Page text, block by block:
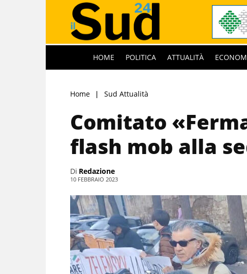
HOME POLITICA ATTUALITÀ
Home Sud Attualità
Comitato
flash mob alla
Di Redazione
10 FEBBRAIO 2023